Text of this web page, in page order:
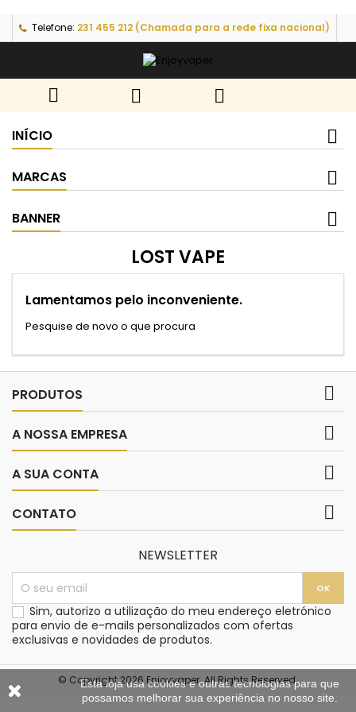
Telefone: 231 455 212 (Chamada para a rede fixa nacional)
  
INÍCIO
MARCAS
BANNER
LOST VAPE
Lamentamos pelo inconveniente.
Pesquise de novo o que procura
PRODUTOS 
A NOSSA EMPRESA 
A SUA CONTA 
CONTATO 
Esta loja usa cookies e outras tecnologias para que
possamos melhorar sua experiência no nosso site.
NEWSLETTER
Sim, autorizo a utilização do meu endereço eletrónico
para envio de e-mails personalizados com ofertas
exclusivas e novidades de produtos.
© Copyright 2026 Enjoyvaper. All Rights Reserved.